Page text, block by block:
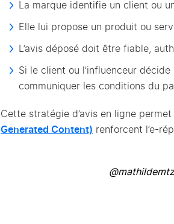
La marque identifie un client ou
Elle lui propose un produit ou
L’avis déposé doit être fiable,
Si le client ou l’influenceur
communiquer les conditions du
Cette stratégie d’avis en ligne
Generated Content) renforcent l’e-